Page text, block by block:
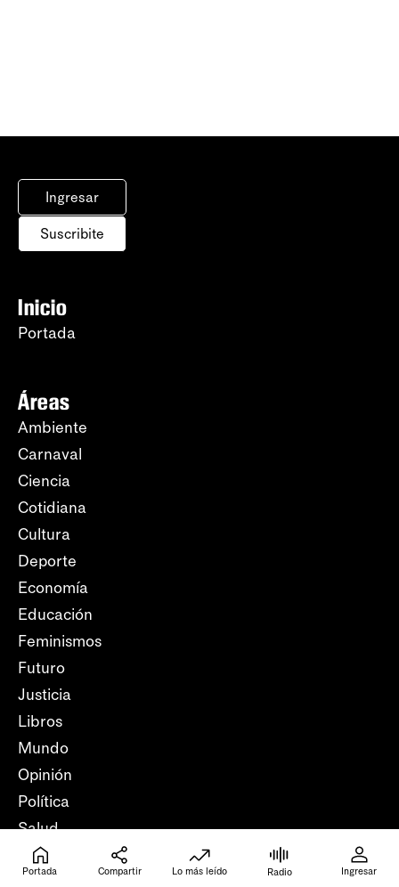
Ingresar
Suscribite
Inicio
Portada
Áreas
Ambiente
Carnaval
Ciencia
Cotidiana
Cultura
Deporte
Economía
Educación
Feminismos
Futuro
Justicia
Libros
Mundo
Opinión
Política
Salud
Trabajo
Portada Compartir Lo más leído Radio Ingresar